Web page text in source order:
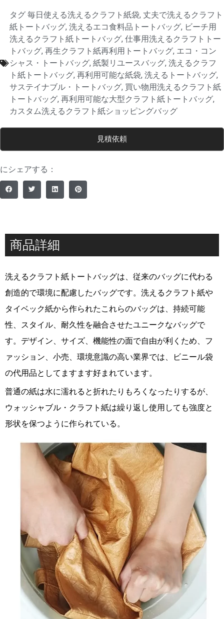
タグ 毎日使える洗えるクラフト紙袋, 丈夫で洗えるクラフト
紙トートバッグ, 洗えるエコ食料品トートバッグ, ビーチ用
洗えるクラフト紙トートバッグ, 仕事用洗えるクラフトトー
トバッグ, 再生クラフト紙再利用トートバッグ, エコ・コン
シャス・トートバッグ, 紙製リユースバッグ, 洗えるクラフ
ト紙トートバッグ, 再利用可能な紙袋, 洗えるトートバッグ,
サステイナブル・トートバッグ, 買い物用洗えるクラフト紙
トートバッグ, 再利用可能な大型クラフト紙トートバッグ,
カスタム洗えるクラフト紙ショッピングバッグ
見積依頼
にシェアする：
商品詳細
洗えるクラフト紙トートバッグは、従来のバッグに代わる
創造的で環境に配慮したバッグです。洗えるクラフト紙や
タイベック紙から作られたこれらのバッグは、持続可能
性、スタイル、耐久性を融合させたユニークなバッグで
す。デザイン、サイズ、機能性の面で自由が利くため、フ
ァッション、小売、環境意識の高い業界では、ビニール袋
の代用品としてますます好まれています。
普通の紙は水に濡れると折れたりもろくなったりするが、
ウォッシャブル・クラフト紙は繰り返し使用しても強度と
形状を保つように作られている。